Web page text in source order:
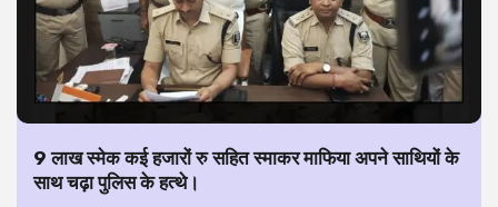
9 लाख स्मेक कई हजारों रु सहित स्माकर माफिया अपने साथियों के
साथ चढ़ा पुलिस के हत्थे।